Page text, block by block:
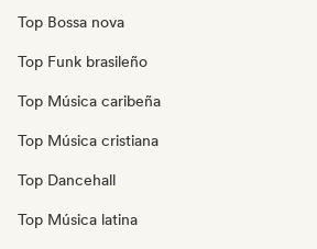
Top Bossa nova
Top Funk brasileño
Top Música caribeña
Top Música cristiana
Top Dancehall
Top Música latina